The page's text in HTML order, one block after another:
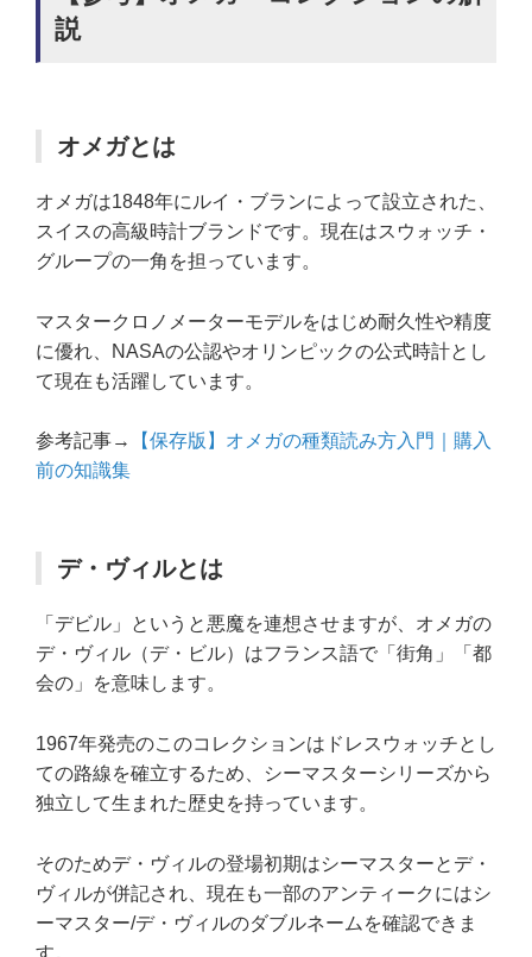
説
オメガとは
オメガは1848年にルイ・ブランによって設立された、
スイスの高級時計ブランドです。現在はスウォッチ・
グループの一角を担っています。
マスタークロノメーターモデルをはじめ耐久性や精度
に優れ、NASAの公認やオリンピックの公式時計とし
て現在も活躍しています。
参考記事→
【保存版】オメガの種類読み方入門｜購入
前の知識集
デ・ヴィルとは
「デビル」というと悪魔を連想させますが、オメガの
デ・ヴィル（デ・ビル）はフランス語で「街角」「都
会の」を意味します。
1967年発売のこのコレクションはドレスウォッチとし
ての路線を確立するため、シーマスターシリーズから
独立して生まれた歴史を持っています。
そのためデ・ヴィルの登場初期はシーマスターとデ・
ヴィルが併記され、現在も一部のアンティークにはシ
ーマスター/デ・ヴィルのダブルネームを確認できま
す。